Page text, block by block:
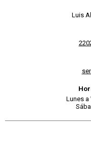
Luis
Lunes a